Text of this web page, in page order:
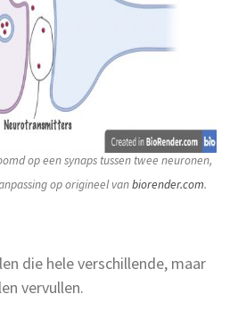
op een synaps tussen twee neuronen,
op origineel vanbiorender.com.
die hele verschillende, maar
vervullen.